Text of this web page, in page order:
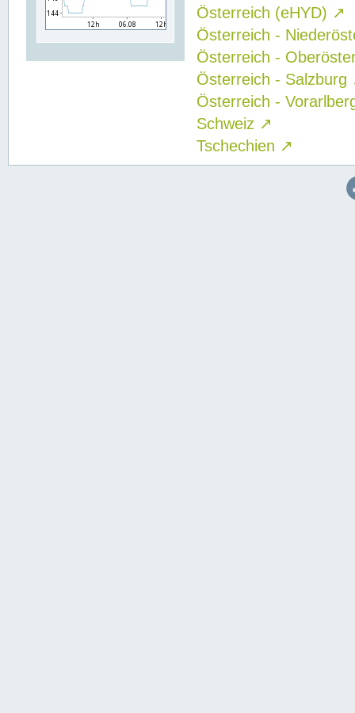
Österreich (eHYD) ↗
Österreich -
Österreich -
Österreich - Salzburg
Österreich -
Schweiz ↗
Tschechien ↗